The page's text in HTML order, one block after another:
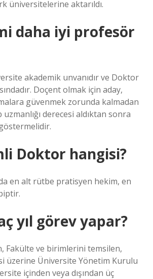
üniversitelerine aktarıldı.
daha iyi profesör
akademik unvanıdır ve Doktor
Doçent olmak için aday,
güvenmek zorunda kalmadan
derecesi aldıktan sonra
Doktor hangisi?
en alt rütbe pratisyen hekim, en
yıl görev yapar?
Fakülte ve birimlerini temsilen,
üzerine Üniversite Yönetim Kurulu
içinden veya dışından üç